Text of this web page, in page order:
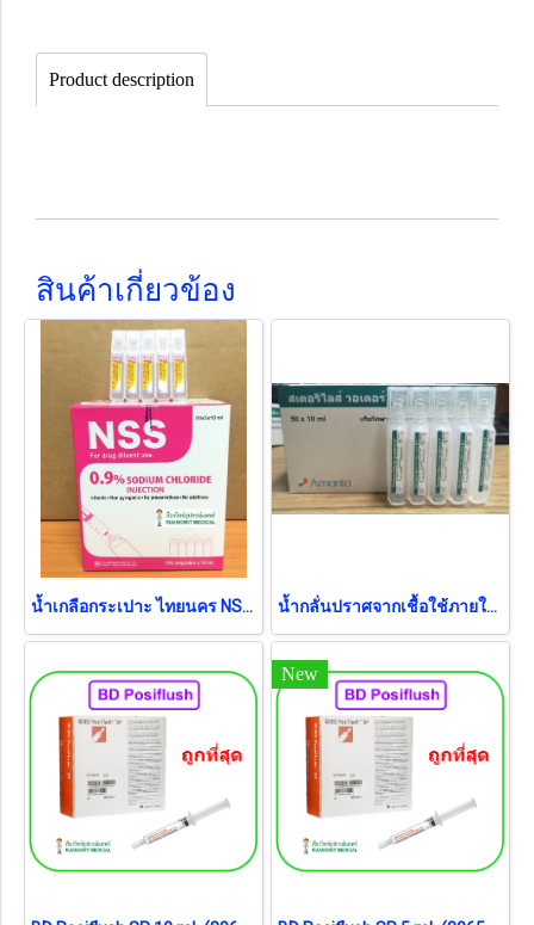
Product description
สินค้าเกี่ยวข้อง
น้ำเกลือกระเปาะ ไทยนคร NSS Sodium Chloride 0.9% (10 mL) (1 กระเปาะ) น้ำกลั่นปราศจากเชื้อใช้ภายใน Sterile Water Amanta 10 mL (50กระเปาะ/กล่อง) (exp 05-2027)
New